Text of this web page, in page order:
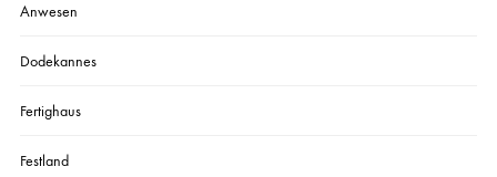
Anwesen
Dodekannes
Fertighaus
Festland